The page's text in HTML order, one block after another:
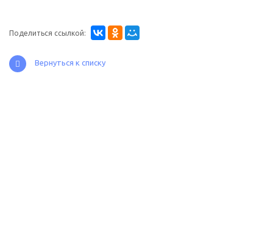
Поделиться ссылкой:
Вернуться к списку